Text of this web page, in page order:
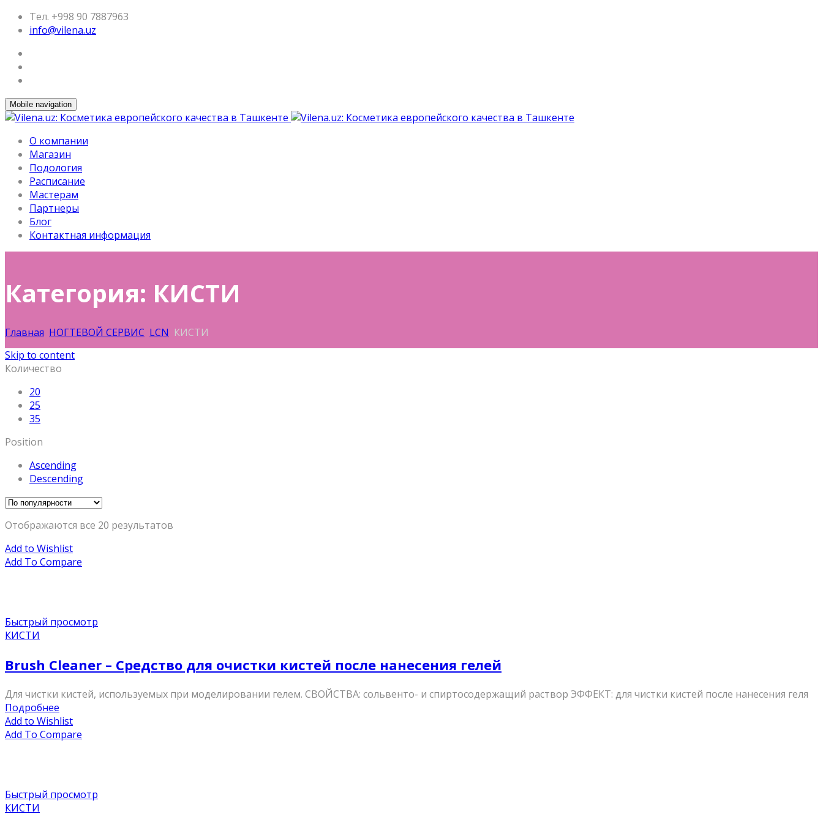
Тел. +998 90 7887963
info@vilena.uz
Mobile navigation
О компании
Магазин
Подология
Расписание
Мастерам
Партнеры
Блог
Контактная информация
Категория: КИСТИ
Главная НОГТЕВОЙ СЕРВИС LCN КИСТИ
Skip to content
Количество
20
25
35
Position
Ascending
Descending
Отображаются все 20 результатов
Add to Wishlist
Add To Compare
Быстрый просмотр
КИСТИ
Brush Cleaner – Средство для очистки кистей после нанесения гелей
Для чистки кистей, используемых при моделировании гелем. СВОЙСТВА: сольвенто- и спиртосодержащий раствор ЭФФЕКТ: для чистки кистей после нанесения геля
Подробнее
Add to Wishlist
Add To Compare
Быстрый просмотр
КИСТИ